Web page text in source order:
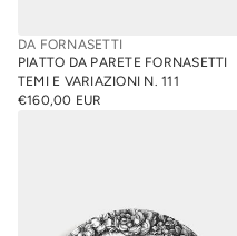
DA FORNASETTI
PIATTO DA PARETE FORNASETTI
TEMI E VARIAZIONI N. 111
PREZZO
€160,00 EUR